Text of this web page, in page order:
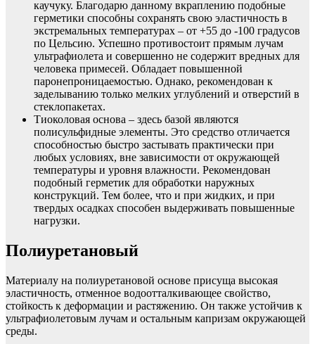
каучуку. Благодарю данному вкраплению подобные
герметики способны сохранять свою эластичность в
экстремальных температурах – от +55 до -100 градусов
по Цельсию. Успешно противостоит прямым лучам
ультрафиолета и совершенно не содержит вредных для
человека примесей. Обладает повышенной
паронепроницаемостью. Однако, рекомендован к
заделыванию только мелких углублений и отверстий в
стеклопакетах.
Тиоколовая основа – здесь базой являются
полисульфидные элементы. Это средство отличается
способностью быстро застывать практически при
любых условиях, вне зависимости от окружающей
температуры и уровня влажности. Рекомендован
подобный герметик для обработки наружных
конструкций. Тем более, что и при жидких, и при
твердых осадках способен выдерживать повышенные
нагрузки.
Полиуретановый
Материалу на полиуретановой основе присуща высокая
эластичность, отменное водоотталкивающее свойство,
стойкость к деформации и растяжению. Он также устойчив к
ультрафиолетовым лучам и остальным капризам окружающей
среды.